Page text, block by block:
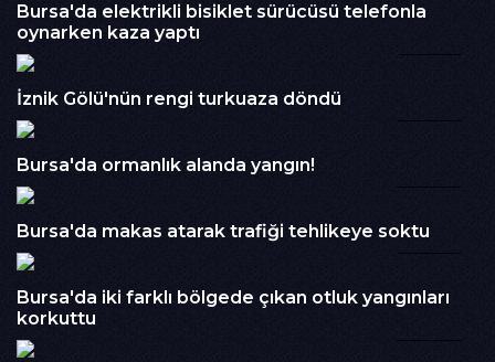
Bursa'da elektrikli bisiklet sürücüsü telefonla
oynarken kaza yaptı
İznik Gölü'nün rengi turkuaza döndü
Bursa'da ormanlık alanda yangın!
Bursa'da makas atarak trafiği tehlikeye soktu
00:53
Bursa'da iki farklı bölgede çıkan otluk yangınları
korkuttu